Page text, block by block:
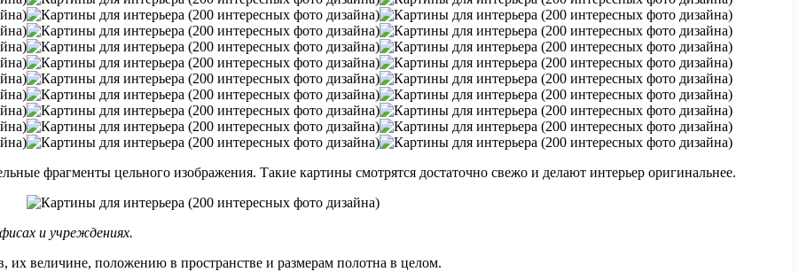
фрагменты цельного изображения. Такие картины смотрятся достаточно свежо и делают интерьер оригинальнее.
и учреждениях.
их величине, положению в пространстве и размерам полотна в целом.